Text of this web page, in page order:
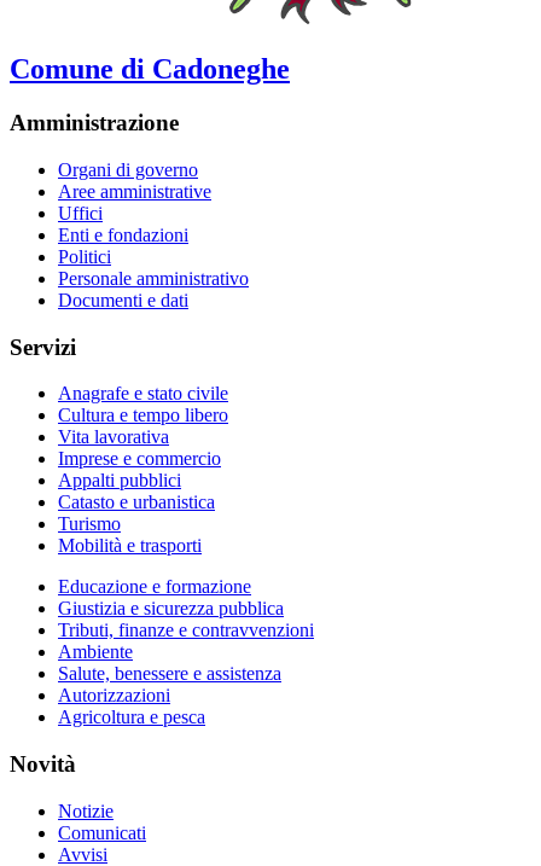
Comune di Cadoneghe
Amministrazione
Organi di governo
Aree amministrative
Uffici
Enti e fondazioni
Politici
Personale amministrativo
Documenti e dati
Servizi
Anagrafe e stato civile
Cultura e tempo libero
Vita lavorativa
Imprese e commercio
Appalti pubblici
Catasto e urbanistica
Turismo
Mobilità e trasporti
Educazione e formazione
Giustizia e sicurezza pubblica
Tributi, finanze e contravvenzioni
Ambiente
Salute, benessere e assistenza
Autorizzazioni
Agricoltura e pesca
Novità
Notizie
Comunicati
Avvisi